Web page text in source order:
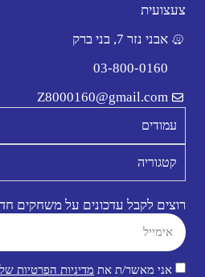
צעצועית
אבני נזר 7, בני ברק
03-800-0160
Z8000160@gmail.com
עמודים
קטגוריה
רוצים לקבל עדכונים על משחקים
אני מאשר/ת את מדיניות הפרטיות